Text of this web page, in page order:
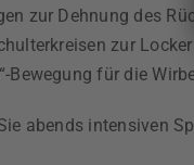
zur Dehnung des
zur
Bewegung für die
abends intensiven